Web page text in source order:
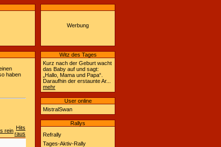
Werbung
haben
rein Hits
raus
Witz des Tages
Kurz nach der Geburt wacht
das Baby auf und sagt:
„Hallo, Mama und Papa“.
Daraufhin der erstaunte Ar...
mehr
User online
MistralSwan
Rallys
Refrally
Tages-Aktiv-Rally